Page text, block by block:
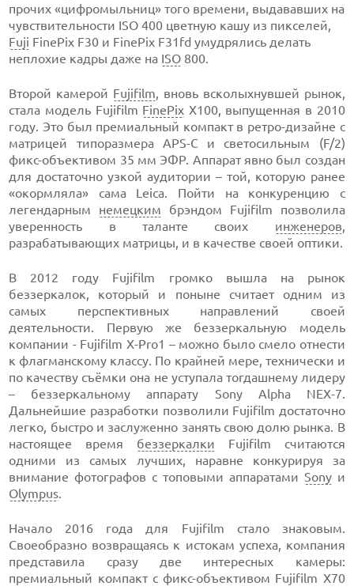
прочих «цифромыльниц» того времени, выдававших на
чувствительности ISO 400 цветную кашу из пикселей,
Fuji FinePix F30 и FinePix F31fd умудрялись делать
неплохие кадры даже на ISO 800.
Второй камерой Fujifilm, вновь всколыхнувшей рынок,
стала модель Fujifilm FinePix X100, выпущенная в 2010
году. Это был премиальный компакт в ретро-дизайне с
матрицей типоразмера APS-C и светосильным (F/2)
фикс-объективом 35 мм ЭФР. Аппарат явно был создан
для достаточно узкой аудитории – той, которую ранее
«окормляла» сама Leica. Пойти на конкуренцию с
легендарным немецким брэндом Fujifilm позволила
уверенность в таланте своих инженеров,
разрабатывающих матрицы, и в качестве своей оптики.
В 2012 году Fujifilm громко вышла на рынок
беззеркалок, который и поныне считает одним из
самых перспективных направлений своей
деятельности. Первую же беззеркальную модель
компании - Fujifilm X-Pro1 – можно было смело отнести
к флагманскому классу. По крайней мере, технически и
по качеству съёмки она не уступала тогдашнему лидеру
– беззеркальному аппарату Sony Alpha NEX-7.
Дальнейшие разработки позволили Fujifilm достаточно
легко, быстро и заслуженно занять свою долю рынка. В
настоящее время беззеркалки Fujifilm считаются
одними из самых лучших, наравне конкурируя за
внимание фотографов с топовыми аппаратами Sonyи
Olympus.
Начало 2016 года для Fujifilm стало знаковым.
Своеобразно возвращаясь к истокам успеха, компания
представила сразу две интересных камеры:
премиальный компакт с фикс-объективом Fujifilm X70